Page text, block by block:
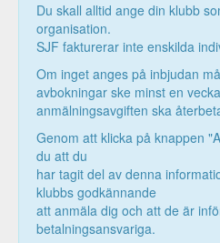
Du skall alltid ange din klubb
organisation.
SJF fakturerar inte enskilda
Om inget anges på inbjudan
avbokningar ske minst en
anmälningsavgiften ska
Genom att klicka på knappen
du att du
har tagit del av denna
klubbs godkännande
att anmäla dig och att de är
betalningsansvariga.